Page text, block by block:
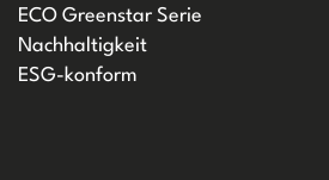
ECO Greenstar Serie
Nachhaltigkeit
ESG-konform